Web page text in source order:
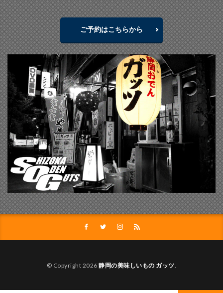
ご予約はこちらから
© Copyright 2026静岡の美味しいもの ガッツ.